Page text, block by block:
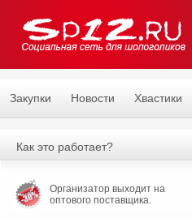
Закупки Новости Хвастики
Как это работает?
Организатор выходит на
оптового поставщика.